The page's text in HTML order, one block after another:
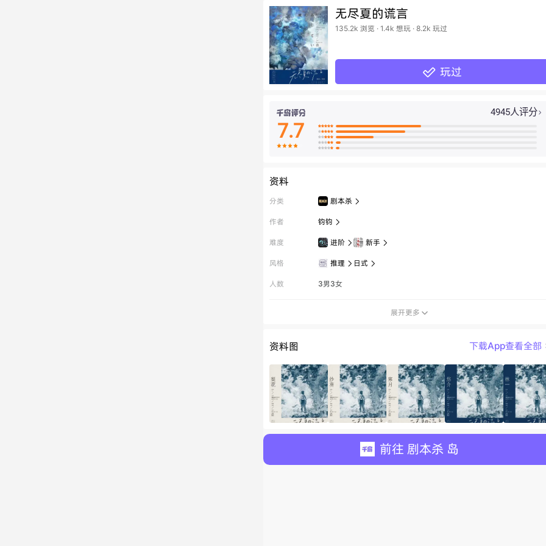
无尽夏的谎言
135.2k 浏览 · 1.4k 想玩 · 8.2k 玩过
 玩过
4945人评分 
7.7 




资料
分类 剧本杀 
作者 钧钧 
难度 进阶  新手 
风格 推理  日式 
人数 3男3女
展开更多 
资料图 下载App查看全部
前往 剧本杀 岛